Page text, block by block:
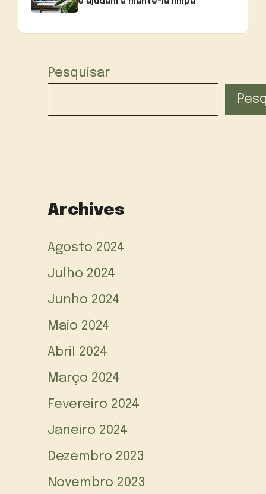
Pesquisar
Archives
Agosto 2024
Julho 2024
Junho 2024
Maio 2024
Abril 2024
Março 2024
Fevereiro 2024
Janeiro 2024
Dezembro 2023
Novembro 2023